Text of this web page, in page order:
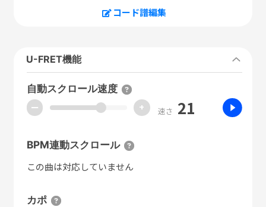
コード譜編集
U-FRET機能
自動スクロール速度
ー + 速さ 21
BPM連動スクロール
この曲は対応していません
カポ